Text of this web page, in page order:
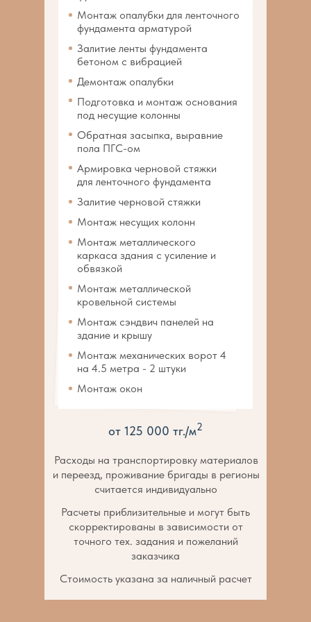
Монтаж опалубки для ленточного
фундамента арматурой
Залитие ленты фундамента
бетоном с вибрацией
Демонтаж опалубки
Подготовка и монтаж основания
под несущие колонны
Обратная засыпка, выравние
пола ПГС-ом
Армировка черновой стяжки
для ленточного фундамента
Залитие черновой стяжки
Монтаж несущих колонн
Расходы на транспортировку материалов
и переезд, проживание бригады в регионы
считается индивидуально
Расчеты приблизительные и могут быть
скорректированы в зависимости от
точного тех. задания и пожеланий
заказчика
Стоимость указана за наличный расчет
от 125 000 тг./м2
Монтаж металлического
каркаса здания с усиление и
обвязкой
Монтаж металлической
кровельной системы
Монтаж сэндвич панелей на
здание и крышу
Монтаж механических ворот 4
на 4.5 метра - 2 штуки
Монтаж окон